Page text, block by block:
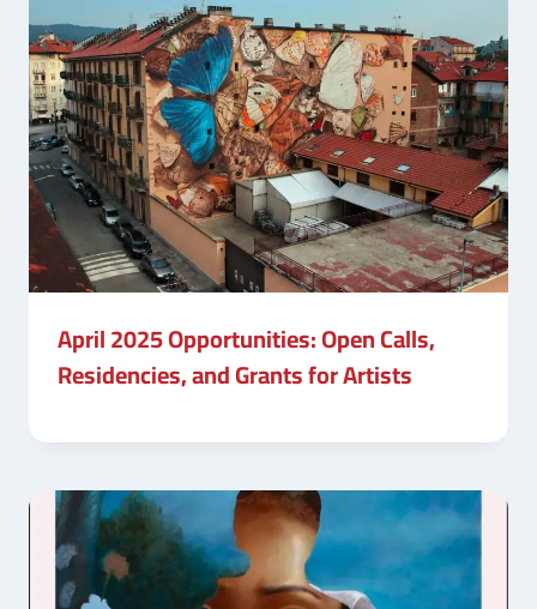
April 2025 Opportunities: Open Calls,
Residencies, and Grants for Artists